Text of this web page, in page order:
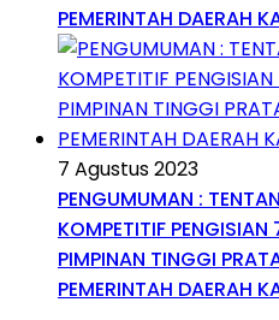
PEMERINTAH DAERAH
7 Agustus 2023
PENGUMUMAN :
KOMPETITIF
PIMPINAN TINGGI
PEMERINTAH DAERAH